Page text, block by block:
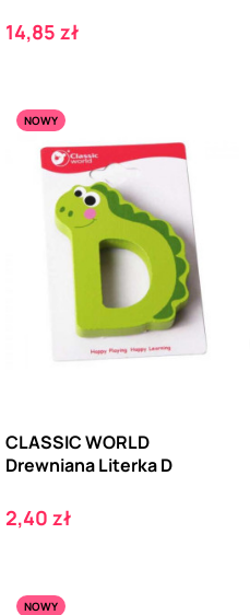
Cena
14,85 zł
NOWY
CLASSIC WORLD
Drewniana Literka D
Cena
2,40 zł
NOWY